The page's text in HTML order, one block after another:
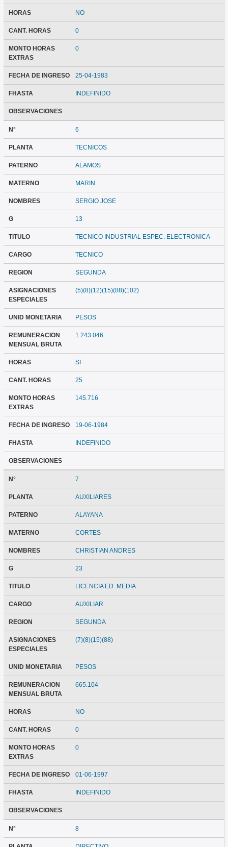
HORAS NO
CANT. HORAS 0
MONTO HORAS
EXTRAS
0
FECHA DE INGRESO 25-04-1983
FHASTA INDEFINIDO
OBSERVACIONES
N° 6
PLANTA TECNICOS
PATERNO ALAMOS
MATERNO MARIN
NOMBRES SERGIO JOSE
G 13
TITULO TECNICO INDUSTRIAL ESPEC. ELECTRONICA
CARGO TECNICO
REGION SEGUNDA
ASIGNACIONES
ESPECIALES
(5)(8)(12)(15)(88)(102)
UNID MONETARIA PESOS
REMUNERACION
MENSUAL BRUTA
1.243.046
HORAS SI
CANT. HORAS 25
MONTO HORAS
EXTRAS
145.716
FECHA DE INGRESO 19-06-1984
FHASTA INDEFINIDO
OBSERVACIONES
N° 7
PLANTA AUXILIARES
PATERNO ALAYANA
MATERNO CORTES
NOMBRES CHRISTIAN ANDRES
G 23
TITULO LICENCIA ED. MEDIA
CARGO AUXILIAR
REGION SEGUNDA
ASIGNACIONES
ESPECIALES
(7)(8)(15)(88)
UNID MONETARIA PESOS
REMUNERACION
MENSUAL BRUTA
665.104
HORAS NO
CANT. HORAS 0
MONTO HORAS
EXTRAS
0
FECHA DE INGRESO 01-06-1997
FHASTA INDEFINIDO
OBSERVACIONES
N° 8